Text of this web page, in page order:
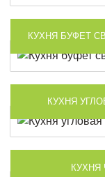
КУХНЯ БУФЕТ
КУХНЯ